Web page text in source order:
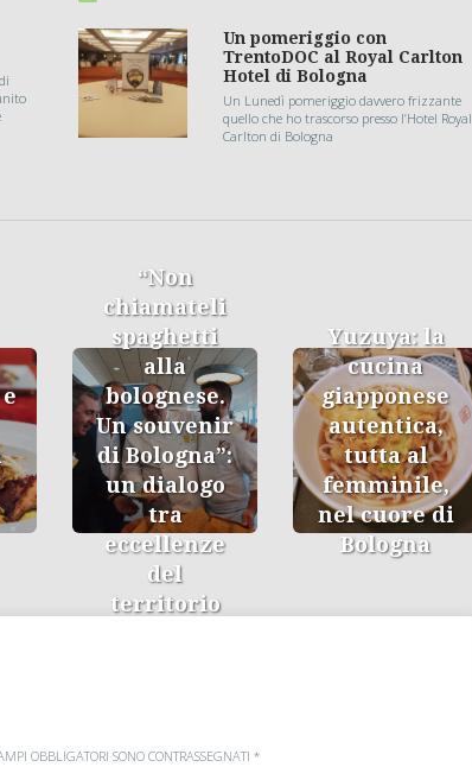
Un pomeriggio con
TrentoDOC al Royal Carlton
Hotel di Bologna
Un Lunedì pomeriggio davvero frizzante
quello che ho trascorso presso l’Hotel Royal
Carlton di Bologna
“Non
chiamateli
spaghetti
alla
bolognese.
Un souvenir
di Bologna”:
un dialogo
tra
eccellenze
del
territorio
Yuzuya: la
cucina
giapponese
autentica,
tutta al
femminile,
nel cuore di
Bologna
OBBLIGATORI SONO CONTRASSEGNATI *